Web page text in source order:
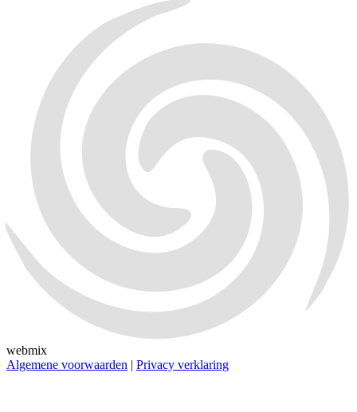
webmix
Algemene voorwaarden | Privacy verklaring